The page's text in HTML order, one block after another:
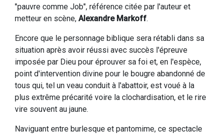
"pauvre comme Job", référence citée par l'auteur et
metteur en scène, Alexandre Markoff.
Encore que le personnage biblique sera rétabli dans sa
situation après avoir réussi avec succès l'épreuve
imposée par Dieu pour éprouver sa foi et, en l'espèce,
point d'intervention divine pour le bougre abandonné de
tous qui, tel un veau conduit à l'abattoir, est voué à la
plus extrême précarité voire la clochardisation, et le rire
vire souvent au jaune.
Naviguant entre burlesque et pantomime, ce spectacle